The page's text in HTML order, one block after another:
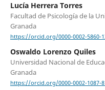
Lucía Herrera Torres
Facultad de Psicología de la
Granada
https://orcid.org/0000-0002-5860-
Oswaldo Lorenzo Quiles
Universidad Nacional de
Granada
https://orcid.org/0000-0002-1087-